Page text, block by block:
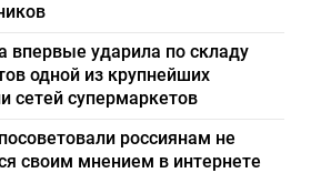
впервые ударила по складу
одной из крупнейших
сетей супермаркетов
россиянам не
своим мнением в интернете